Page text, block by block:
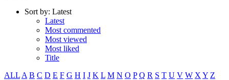
Sort by: Latest
Latest
Most commented
Most viewed
Most liked
Title
ALL A B C D E F G H I J K L M N O P Q R S T U V W X Y Z